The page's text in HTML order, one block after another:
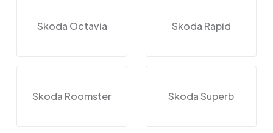
Skoda Octavia Skoda Rapid
Skoda Roomster Skoda Superb